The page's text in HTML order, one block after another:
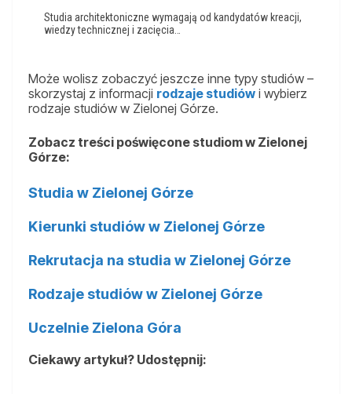
Studia architektoniczne wymagają od kandydatów kreacji,
wiedzy technicznej i zacięcia…
Może wolisz zobaczyć jeszcze inne typy studiów –
skorzystaj z informacji rodzaje studiów i wybierz
rodzaje studiów w Zielonej Górze.
Zobacz treści poświęcone studiom w Zielonej
Górze:
Studia w Zielonej Górze
Kierunki studiów w Zielonej Górze
Rekrutacja na studia w Zielonej Górze
Rodzaje studiów w Zielonej Górze
Uczelnie Zielona Góra
Ciekawy artykuł? Udostępnij: